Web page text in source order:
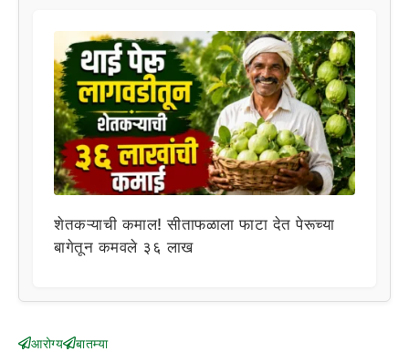
शेतकऱ्याची कमाल! सीताफळाला फाटा देत पेरूच्या
बागेतून कमवले ३६ लाख
आरोग्य बातम्या